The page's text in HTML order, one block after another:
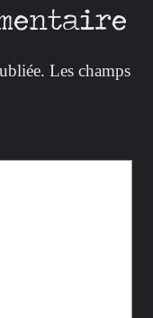
Les champs